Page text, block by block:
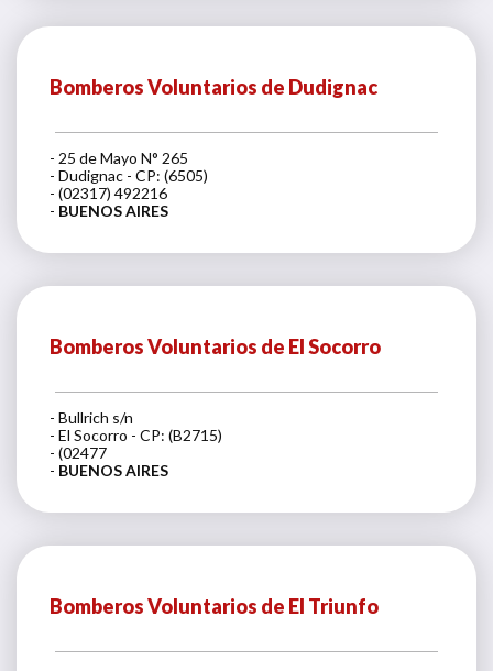
Bomberos Voluntarios de Dudignac
- 25 de Mayo N° 265
- Dudignac - CP: (6505)
- (02317) 492216
- BUENOS AIRES
Bomberos Voluntarios de El Socorro
- Bullrich s/n
- El Socorro - CP: (B2715)
- (02477
- BUENOS AIRES
Bomberos Voluntarios de El Triunfo